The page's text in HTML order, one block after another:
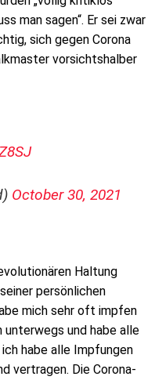
man sagen“. Er sei zwar
sich gegen Corona
vorsichtshalber
October 30, 2021
Haltung
persönlichen
mich sehr oft impfen
unterwegs und habe alle
habe alle Impfungen
vertragen. Die Corona-